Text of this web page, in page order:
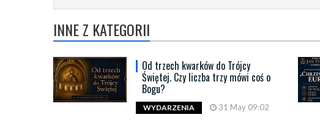
INNE Z KATEGORII
Od trzech kwarków do Trójcy
Świętej. Czy liczba trzy mówi coś o
Bogu?
WYDARZENIA 31 May 09:02